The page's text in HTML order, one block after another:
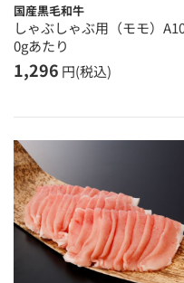
国産黒毛和牛
しゃぶしゃぶ用（モモ）
0gあたり
1,296 円(税込)